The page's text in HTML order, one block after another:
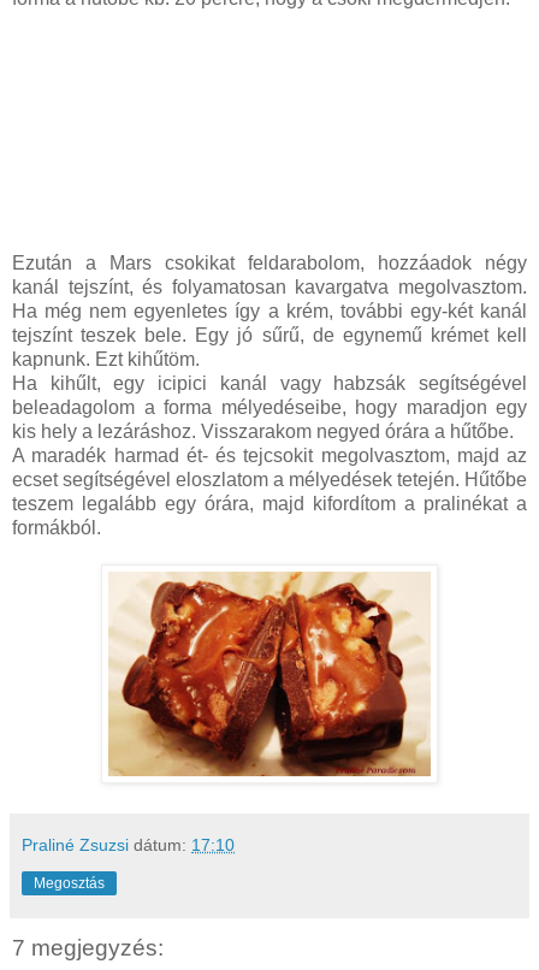
Ezután a Mars csokikat feldarabolom, hozzáadok négy
kanál tejszínt, és folyamatosan kavargatva megolvasztom.
Ha még nem egyenletes így a krém, további egy-két kanál
tejszínt teszek bele. Egy jó sűrű, de egynemű krémet kell
kapnunk. Ezt kihűtöm.
Ha kihűlt, egy icipici kanál vagy habzsák segítségével
beleadagolom a forma mélyedéseibe, hogy maradjon egy
kis hely a lezáráshoz. Visszarakom negyed órára a hűtőbe.
A maradék harmad ét- és tejcsokit megolvasztom, majd az
ecset segítségével eloszlatom a mélyedések tetején. Hűtőbe
teszem legalább egy órára, majd kifordítom a pralinékat a
formákból.
Praliné Zsuzsi dátum: 17:10
Megosztás
7 megjegyzés: